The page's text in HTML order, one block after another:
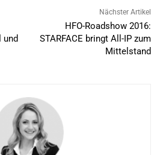
und
Nächster Artikel
HFO-Roadshow 2016:
STARFACE bringt All-IP zum
Mittelstand